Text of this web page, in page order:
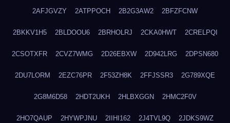
2AFJGVZY 2ATPPOCH 2B2G3AW2 2BFZFCNW
2BKKV1H5 2BLDOOU6 2BRHOLRJ 2CKA0HWT 2CRELPQI
2CSOTXFR 2CVZ7WMG 2D26EBXW 2D942LRG 2DPSN680
2DU7LORM 2EZC76PR 2F53ZH8K 2FFJSSR3 2G789XQE
2G8M6D58 2HDT2UKH 2HLBXGGN 2HMC2F0V
2HO7QAUP 2HYWPJNU 2IIHI162 2J4TVL9Q 2JDKS9WZ